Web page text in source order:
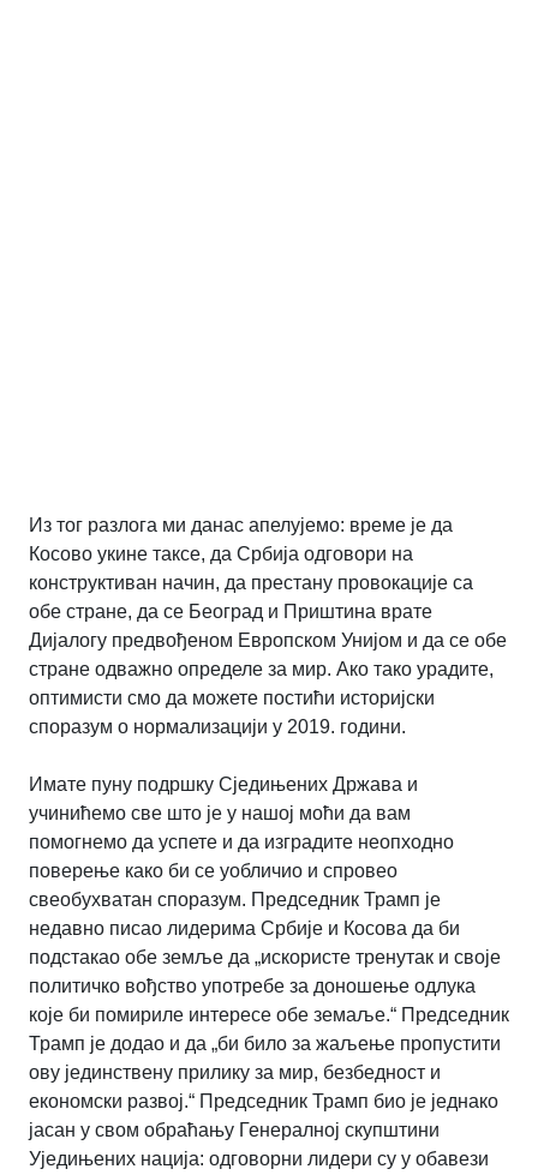
Из тог разлога ми данас апелујемо: време је да
Косово укине таксе, да Србија одговори на
конструктиван начин, да престану провокације са
обе стране, да се Београд и Приштина врате
Дијалогу предвођеном Европском Унијом и да се обе
стране одважно определе за мир. Ако тако урадите,
оптимисти смо да можете постићи историјски
споразум о нормализацији у 2019. години.
Имате пуну подршку Сједињених Држава и
учинићемо све што је у нашој моћи да вам
помогнемо да успете и да изградите неопходно
поверење како би се уобличио и спровео
свеобухватан споразум. Председник Трамп је
недавно писао лидерима Србије и Косова да би
подстакао обе земље да „искористе тренутак и своје
политичко вођство употребе за доношење одлука
које би помириле интересе обе земаље.“ Председник
Трамп је додао и да „би било за жаљење пропустити
ову јединствену прилику за мир, безбедност и
економски развој.“ Председник Трамп био је једнако
јасан у свом обраћању Генералној скупштини
Уједињених нација: одговорни лидери су у обавези